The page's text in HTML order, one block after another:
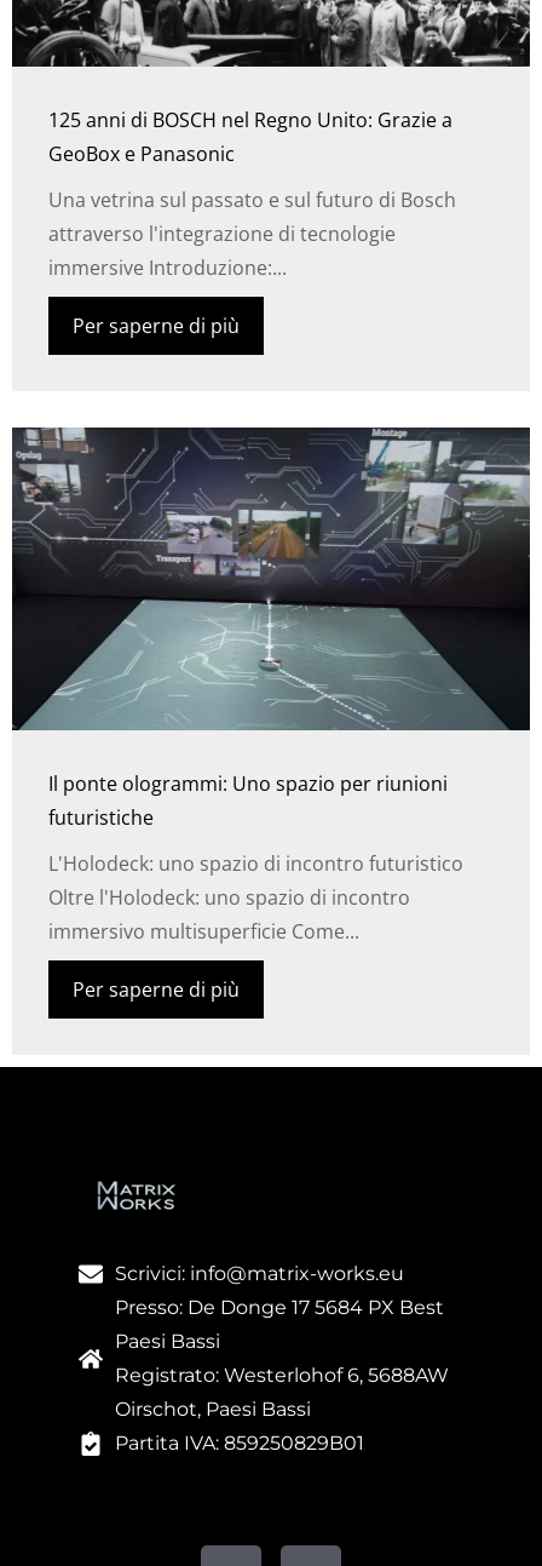
125 anni di BOSCH nel Regno Unito: Grazie a
GeoBox e Panasonic
Una vetrina sul passato e sul futuro di Bosch
attraverso l'integrazione di tecnologie
immersive Introduzione:...
Per saperne di più
Il ponte ologrammi: Uno spazio per riunioni
futuristiche
L'Holodeck: uno spazio di incontro futuristico
Oltre l'Holodeck: uno spazio di incontro
immersivo multisuperficie Come...
Per saperne di più
Scrivici: info@matrix-works.eu
Presso: De Donge 17 5684 PX Best
Paesi Bassi
Registrato: Westerlohof 6, 5688AW
Oirschot, Paesi Bassi
Partita IVA: 859250829B01